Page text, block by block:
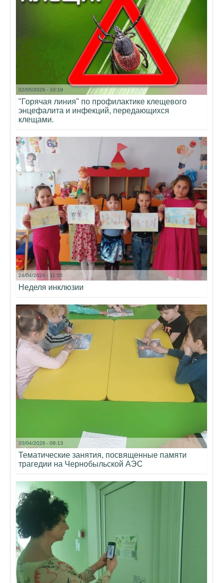
02/05/2026 - 10:19
"Горячая линия" по профилактике клещевого
энцефалита и инфекций, передающихся
клещами.
24/04/2026 - 11:55
Неделя инклюзии
20/04/2026 - 08:13
Тематические занятия, посвященные памяти
трагедии на Чернобыльской АЭС